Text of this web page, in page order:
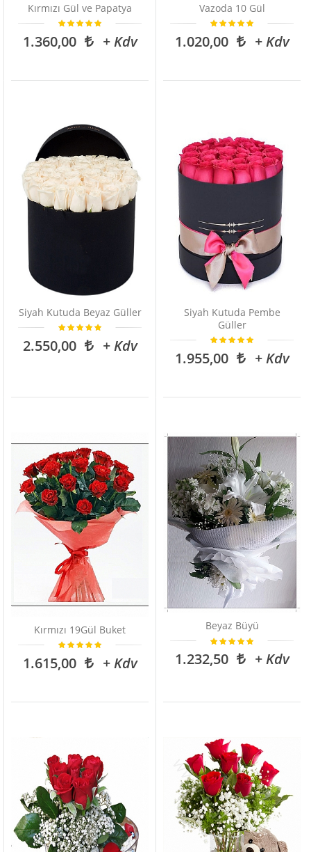
Kırmızı Gül ve Papatya
1.360,00 + Kdv
Vazoda 10 Gül
1.020,00 + Kdv
Siyah Kutuda Beyaz Güller
2.550,00 + Kdv
Siyah Kutuda Pembe
Güller
1.955,00 + Kdv
Kırmızı 19Gül Buket
1.615,00 + Kdv
Beyaz Büyü
1.232,50 + Kdv